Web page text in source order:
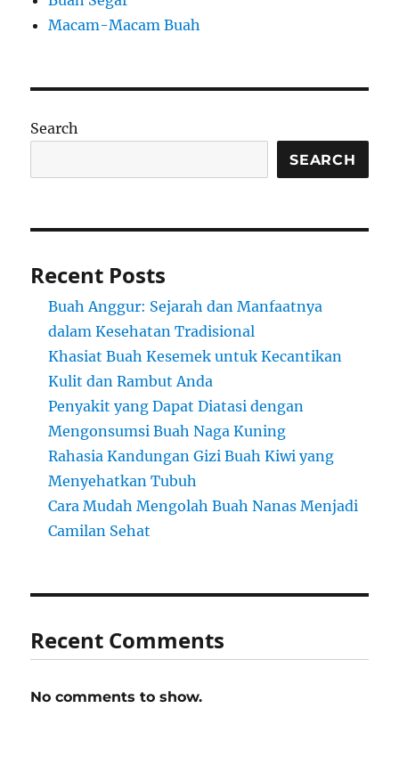
Macam-Macam Buah
Search
SEARCH
Recent Posts
Buah Anggur: Sejarah dan Manfaatnya
dalam Kesehatan Tradisional
Khasiat Buah Kesemek untuk Kecantikan
Kulit dan Rambut Anda
Penyakit yang Dapat Diatasi dengan
Mengonsumsi Buah Naga Kuning
Rahasia Kandungan Gizi Buah Kiwi yang
Menyehatkan Tubuh
Cara Mudah Mengolah Buah Nanas Menjadi
Camilan Sehat
Recent Comments
No comments to show.